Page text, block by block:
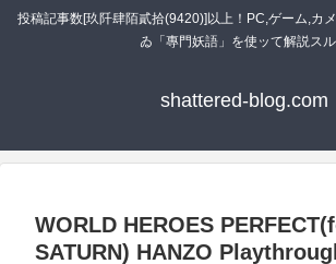
投稿記事数[玖阡肆陌貳拾(9420)]以上！PC,ゲーム,カ
ゐ「專門妖語」を使ッて解説スル
shattered-blog.com
WORLD HEROES
SATURN) HANZO